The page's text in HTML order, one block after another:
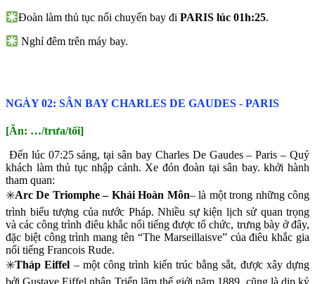
Đoàn làm thủ tục nối chuyến bay điPARIS lúc 01h:25.
Nghỉ đêm trên máy bay.
NGÀY 02: SÂN BAY CHARLES DE GAUDES - PARIS
[Ăn: …/trưa/tối]
Đến lúc 07:25 sáng, tại sân bay Charles De Gaudes – Paris – Quý
khách làm thủ tục nhập cảnh. Xe đón đoàn tại sân bay. khởi hành
tham quan:
✳️Arc De Triomphe – Khải Hoàn Môn– là một trong những công
trình biểu tượng của nước Pháp. Nhiều sự kiện lịch sử quan trọng
và các công trình điêu khắc nổi tiếng được tổ chức, trưng bày ở đây,
đặc biệt công trình mang tên “The Marseillaisve” của điêu khắc gia
nổi tiếng Francois Rude.
✳️Tháp Eiffel – một công trình kiến trúc bằng sắt, được xây dựng
bởi Gustave Eiffel nhân Triển lãm thế giới năm 1889, cũng là dịp kỷ